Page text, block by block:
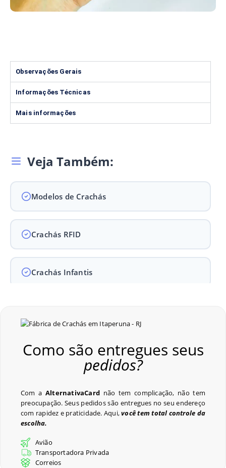
Observações Gerais
Informações Técnicas
Mais informações
Veja Também:
Modelos de Crachás
Crachás RFID
Crachás Infantis
Crachás para Eventos
Últimos Pedidos
Como são entregues seus
pedidos?
Com aAlternativaCard não tem complicação, não tem
preocupação. Seus pedidos são entregues no seu endereço
com rapidez e praticidade. Aqui,você tem total controle da
escolha.
Avião
Transportadora Privada
Correios